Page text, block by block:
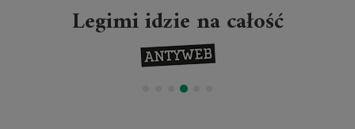
Legimi idzie na całość